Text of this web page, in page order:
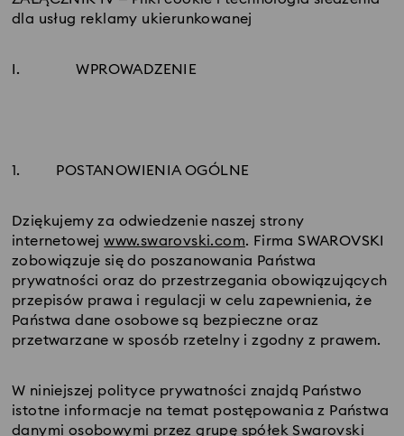
dla usług reklamy ukierunkowanej
I. WPROWADZENIE
1. POSTANOWIENIA OGÓLNE
Dziękujemy za odwiedzenie naszej strony
internetowejwww.swarovski.com. Firma SWAROVSKI
zobowiązuje się do poszanowania Państwa
prywatności oraz do przestrzegania obowiązujących
przepisów prawa i regulacji w celu zapewnienia, że
Państwa dane osobowe są bezpieczne oraz
przetwarzane w sposób rzetelny i zgodny z prawem.
W niniejszej polityce prywatności znajdą Państwo
istotne informacje na temat postępowania z Państwa
danymi osobowymi przez grupę spółek Swarovski